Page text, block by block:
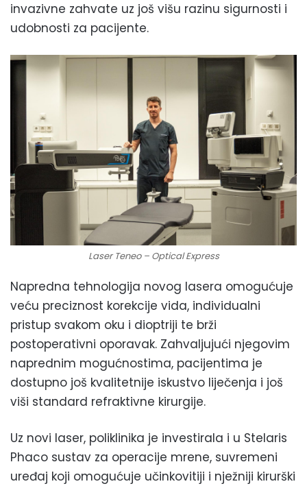
invazivne zahvate uz još višu razinu sigurnosti i
udobnosti za pacijente.
Laser Teneo – Optical Express
Napredna tehnologija novog lasera omogućuje
veću preciznost korekcije vida, individualni
pristup svakom oku i dioptriji te brži
postoperativni oporavak. Zahvaljujući njegovim
naprednim mogućnostima, pacijentima je
dostupno još kvalitetnije iskustvo liječenja i još
viši standard refraktivne kirurgije.
Uz novi laser, poliklinika je investirala i u Stelaris
Phaco sustav za operacije mrene, suvremeni
uređaj koji omogućuje učinkovitiji i nježniji kirurški